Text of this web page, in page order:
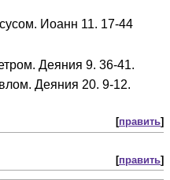
Иоанн 11. 17-44
Деяния 9. 36-41.
Деяния 20. 9-12.
[править]
[править]